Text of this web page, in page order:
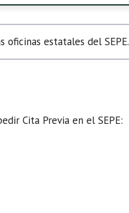
estatales del SEPE.
Cita Previa en el SEPE: